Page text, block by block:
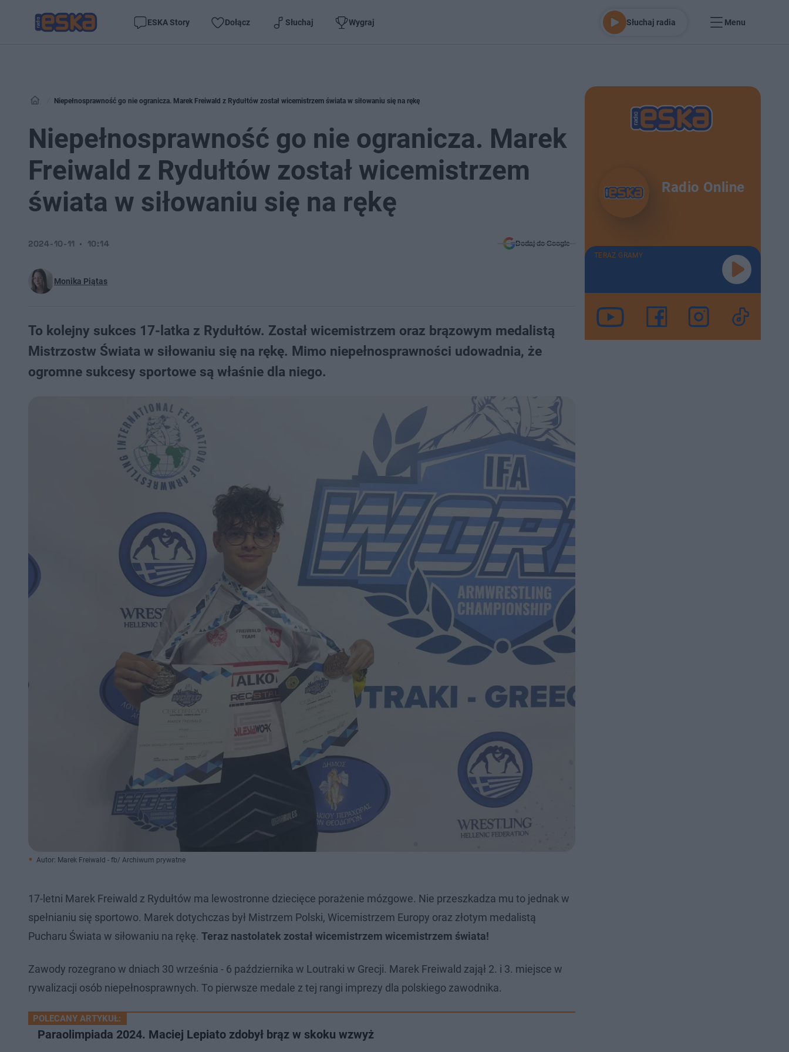
ESKA Story Dołącz Słuchaj Wygraj Słuchaj radia Menu
Niepełnosprawność go nie ogranicza. Marek Freiwald z Rydułtów został wicemistrzem świata w siłowaniu się na rękę
Niepełnosprawność go nie ogranicza. Marek
Freiwald z Rydułtów został wicemistrzem
świata w siłowaniu się na rękę
Monika Piątas
2024-10-11 10:14 Dodaj do Google
To kolejny sukces 17-latka z Rydułtów. Został wicemistrzem oraz brązowym medalistą
Mistrzostw Świata w siłowaniu się na rękę. Mimo niepełnosprawności udowadnia, że
ogromne sukcesy sportowe są właśnie dla niego.
Autor: Marek Freiwald - fb/ Archiwum prywatne
17-letni Marek Freiwald z Rydułtów ma lewostronne dziecięce porażenie mózgowe. Nie przeszkadza mu to jednak w
spełnianiu się sportowo. Marek dotychczas był Mistrzem Polski, Wicemistrzem Europy oraz złotym medalistą
Pucharu Świata w siłowaniu na rękę. Teraz nastolatek został wicemistrzem wicemistrzem świata!
Zawody rozegrano w dniach 30 września - 6 października w Loutraki w Grecji. Marek Freiwald zajął 2. i 3. miejsce w
rywalizacji osób niepełnosprawnych. To pierwsze medale z tej rangi imprezy dla polskiego zawodnika.
POLECANY ARTYKUŁ:
Paraolimpiada 2024. Maciej Lepiato zdobył brąz w skoku wzwyż
Radio Online
TERAZ GRAMY